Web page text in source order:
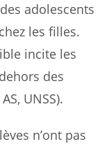
adolescents
les filles.
incite les
des
UNSS).
n’ont pas